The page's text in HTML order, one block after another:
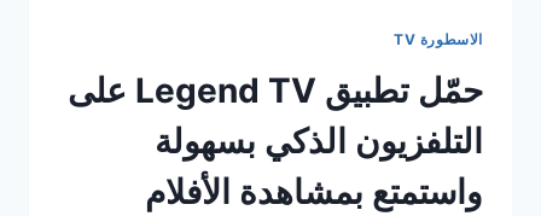
الاسطورة TV
حمّل تطبيق Legend TV على
التلفزيون الذكي بسهولة
واستمتع بمشاهدة الأفلام